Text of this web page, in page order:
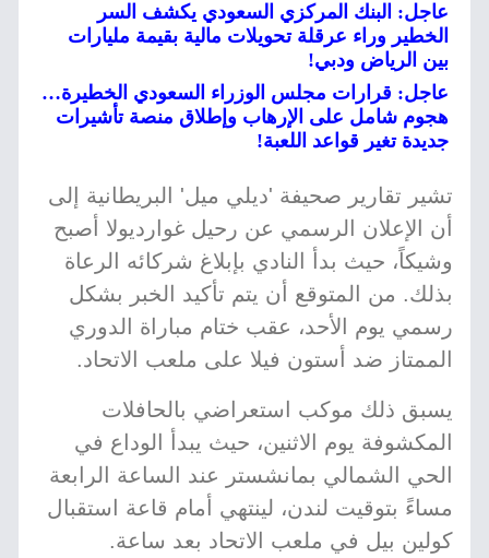
عاجل: البنك المركزي السعودي يكشف السر
الخطير وراء عرقلة تحويلات مالية بقيمة مليارات
بين الرياض ودبي!
عاجل: قرارات مجلس الوزراء السعودي الخطيرة…
هجوم شامل على الإرهاب وإطلاق منصة تأشيرات
جديدة تغير قواعد اللعبة!
تشير تقارير صحيفة 'ديلي ميل' البريطانية إلى
أن الإعلان الرسمي عن رحيل غوارديولا أصبح
وشيكاً، حيث بدأ النادي بإبلاغ شركائه الرعاة
بذلك. من المتوقع أن يتم تأكيد الخبر بشكل
رسمي يوم الأحد، عقب ختام مباراة الدوري
الممتاز ضد أستون فيلا على ملعب الاتحاد.
يسبق ذلك موكب استعراضي بالحافلات
المكشوفة يوم الاثنين، حيث يبدأ الوداع في
الحي الشمالي بمانشستر عند الساعة الرابعة
مساءً بتوقيت لندن، لينتهي أمام قاعة استقبال
كولين بيل في ملعب الاتحاد بعد ساعة.